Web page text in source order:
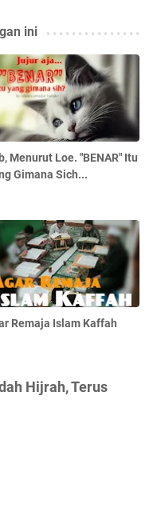
ini
Menurut Loe. "BENAR" Itu
Gimana Sich...
Remaja Islam Kaffah
Hijrah, Terus